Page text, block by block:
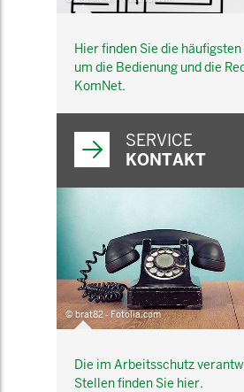
Hier finden Sie die
um die Bedienung und die
KomNet.
SERVICE
KONTAKT
© brat82 - Fotolia.com
Die im Arbeitsschutz
Stellen finden Sie hier.